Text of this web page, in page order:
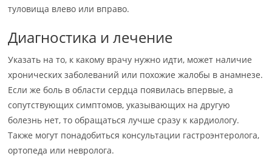
туловища влево или вправо.
Диагностика и лечение
Указать на то, к какому врачу нужно идти, может наличие
хронических заболеваний или похожие жалобы в анамнезе.
Если же боль в области сердца появилась впервые, а
сопутствующих симптомов, указывающих на другую
болезнь нет, то обращаться лучше сразу к кардиологу.
Также могут понадобиться консультации гастроэнтеролога,
ортопеда или невролога.